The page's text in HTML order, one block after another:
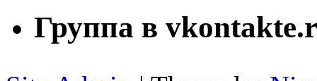
Группа в